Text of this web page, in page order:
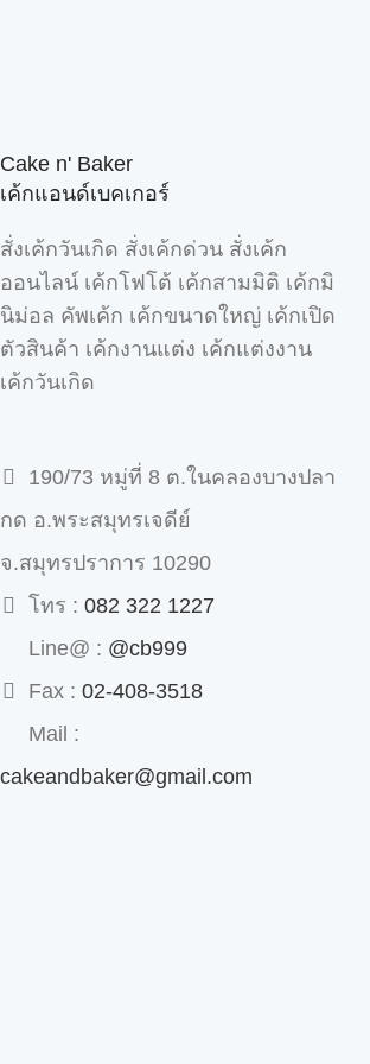
Cake n' Baker
เค้กแอนด์เบคเกอร์
สั่งเค้กวันเกิด สั่งเค้กด่วน สั่งเค้ก
ออนไลน์ เค้กโฟโต้ เค้กสามมิติ เค้กมิ
นิม่อล คัพเค้ก เค้กขนาดใหญ่ เค้กเปิด
ตัวสินค้า เค้กงานแต่ง เค้กแต่งงาน
เค้กวันเกิด
190/73 หมู่ที่ 8 ต.ในคลองบางปลา
กด อ.พระสมุทรเจดีย์
จ.สมุทรปราการ 10290
โทร : 082 322 1227
Line@ : @cb999
Fax : 02-408-3518
Mail :
cakeandbaker@gmail.com